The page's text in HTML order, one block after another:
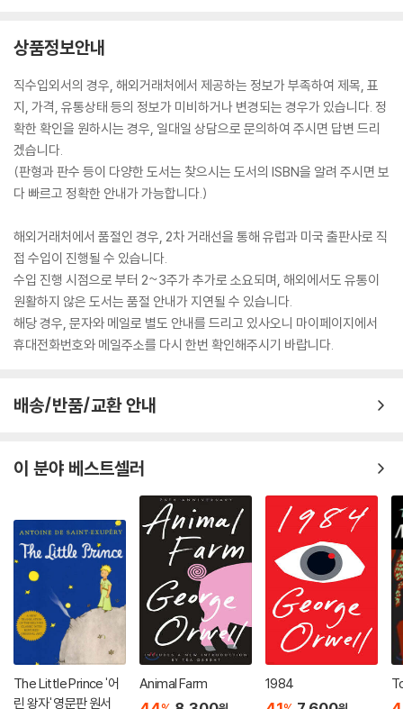
상품정보안내
직수입외서의 경우, 해외거래처에서 제공하는 정보가 부족하여 제목, 표
지, 가격, 유통상태 등의 정보가 미비하거나 변경되는 경우가 있습니다. 정
확한 확인을 원하시는 경우, 일대일 상담으로 문의하여 주시면 답변 드리
겠습니다.
(판형과 판수 등이 다양한 도서는 찾으시는 도서의 ISBN을 알려 주시면 보
다 빠르고 정확한 안내가 가능합니다.)
해외거래처에서 품절인 경우, 2차 거래선을 통해 유럽과 미국 출판사로 직
접 수입이 진행될 수 있습니다.
수입 진행 시점으로 부터 2~3주가 추가로 소요되며, 해외에서도 유통이
원활하지 않은 도서는 품절 안내가 지연될 수 있습니다.
해당 경우, 문자와 메일로 별도 안내를 드리고 있사오니 마이페이지에서
휴대전화번호와 메일주소를 다시 한번 확인해주시기 바랍니다.
배송/반품/교환 안내
이 분야 베스트셀러
The Little Prince '어
린 왕자' 영문판 원서
Animal Farm 1984